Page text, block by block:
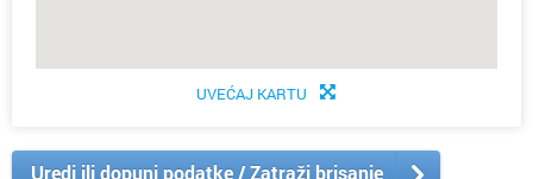
UVEĆAJ KARTU
Uredi ili dopuni podatke / Zatraži brisanje